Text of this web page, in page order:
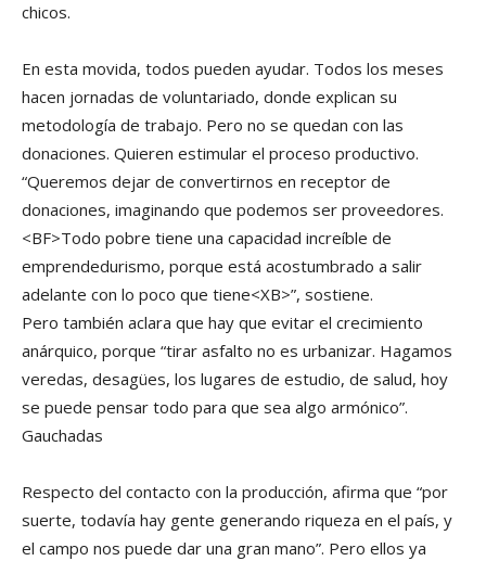
chicos.
En esta movida, todos pueden ayudar. Todos los meses
hacen jornadas de voluntariado, donde explican su
metodología de trabajo. Pero no se quedan con las
donaciones. Quieren estimular el proceso productivo.
“Queremos dejar de convertirnos en receptor de
donaciones, imaginando que podemos ser proveedores.
<BF>Todo pobre tiene una capacidad increíble de
emprendedurismo, porque está acostumbrado a salir
adelante con lo poco que tiene<XB>”, sostiene.
Pero también aclara que hay que evitar el crecimiento
anárquico, porque “tirar asfalto no es urbanizar. Hagamos
veredas, desagües, los lugares de estudio, de salud, hoy
se puede pensar todo para que sea algo armónico”.
Gauchadas
Respecto del contacto con la producción, afirma que “por
suerte, todavía hay gente generando riqueza en el país, y
el campo nos puede dar una gran mano”. Pero ellos ya